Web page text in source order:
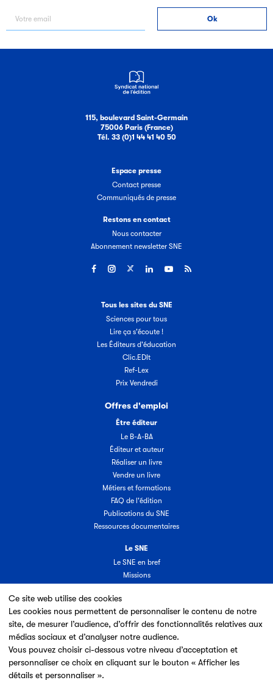
Ce site web utilise des cookies
Les cookies nous permettent de personnaliser le contenu de notre
site, de mesurer l’audience, d’offrir des fonctionnalités relatives aux
médias sociaux et d’analyser notre audience.
Vous pouvez choisir ci-dessous votre niveau d’acceptation et
personnaliser ce choix en cliquant sur le bouton « Afficher les
détails et personnaliser ».
115, boulevard Saint-Germain
75006 Paris (France)
Tél. 33 (0)1 44 41 40 50
Espace presse
Contact presse
Communiqués de presse
Restons en contact
Nous contacter
Abonnement newsletter SNE
Tous les sites du SNE
Sciences pour tous
Lire ça s'écoute !
Les Éditeurs d'éducation
Clic.EDIt
Ref-Lex
Prix Vendredi
Offres d'emploi
Être éditeur
Le B-A-BA
Éditeur et auteur
Réaliser un livre
Vendre un livre
Métiers et formations
FAQ de l'édition
Publications du SNE
Ressources documentaires
Le SNE
Le SNE en bref
Missions
Groupes & commissions
Partenaires
Annuaire des adhérents
Nouveaux adhérents
Espace adhérent
Adhérer au SNE